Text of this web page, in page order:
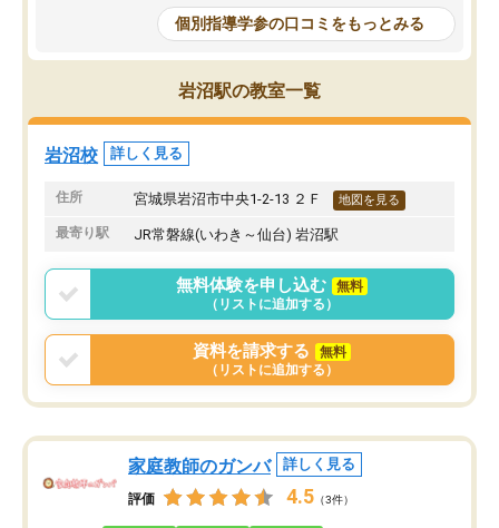
個別指導学参の口コミをもっとみる
岩沼駅の教室一覧
岩沼校 詳しく見る
住所 宮城県岩沼市中央1-2-13 ２Ｆ 地図を見る
最寄り駅 JR常磐線(いわき～仙台) 岩沼駅
無料体験を申し込む
無料
（リストに追加する）
資料を請求する
無料
（リストに追加する）
家庭教師のガンバ 詳しく見る
評価 4.5 （3件）